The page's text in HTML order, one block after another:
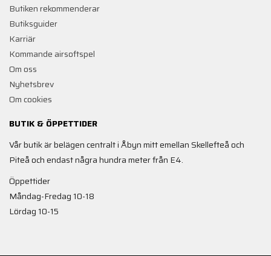
Butiken rekommenderar
Butiksguider
Karriär
Kommande airsoftspel
Om oss
Nyhetsbrev
Om cookies
BUTIK & ÖPPETTIDER
Vår butik är belägen centralt i Åbyn mitt emellan Skellefteå och
Piteå och endast några hundra meter från E4.
Öppettider
Måndag-Fredag 10-18
Lördag 10-15